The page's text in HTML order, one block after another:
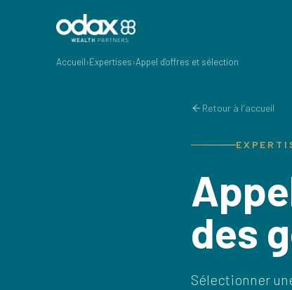
Accueil›Expertises›Appel d'offres et sélection
Retour à l'accueil
des
Sélectionner